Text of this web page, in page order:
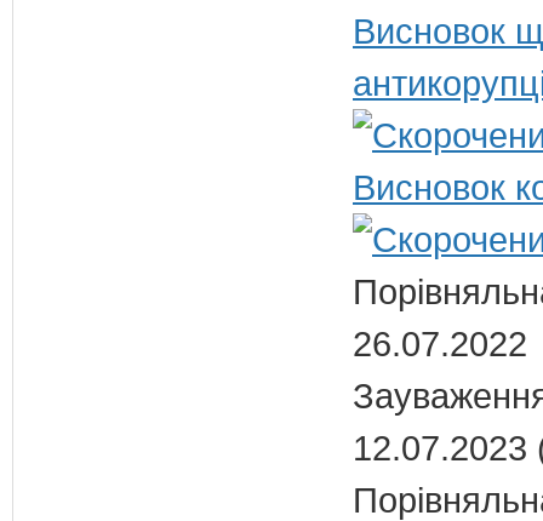
Висновок
Висновок
26.07.2022
12.07.2023